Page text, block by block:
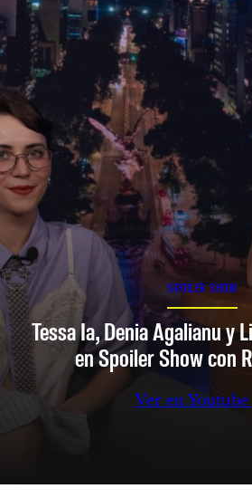
SPOILER SHOW
Tessa Ia, Denia Agalianu y
en Spoiler Show con
Ver en Youtube